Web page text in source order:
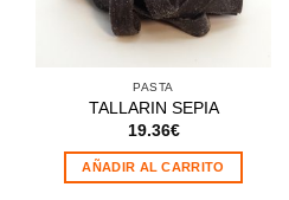
PASTA
TALLARIN SEPIA
19.36€
AÑADIR AL CARRITO